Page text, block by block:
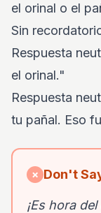
el orinal o el
Sin
Respuesta
el orinal."
Respuesta
tu pañal. Eso
✗ Don't
¡Es hora